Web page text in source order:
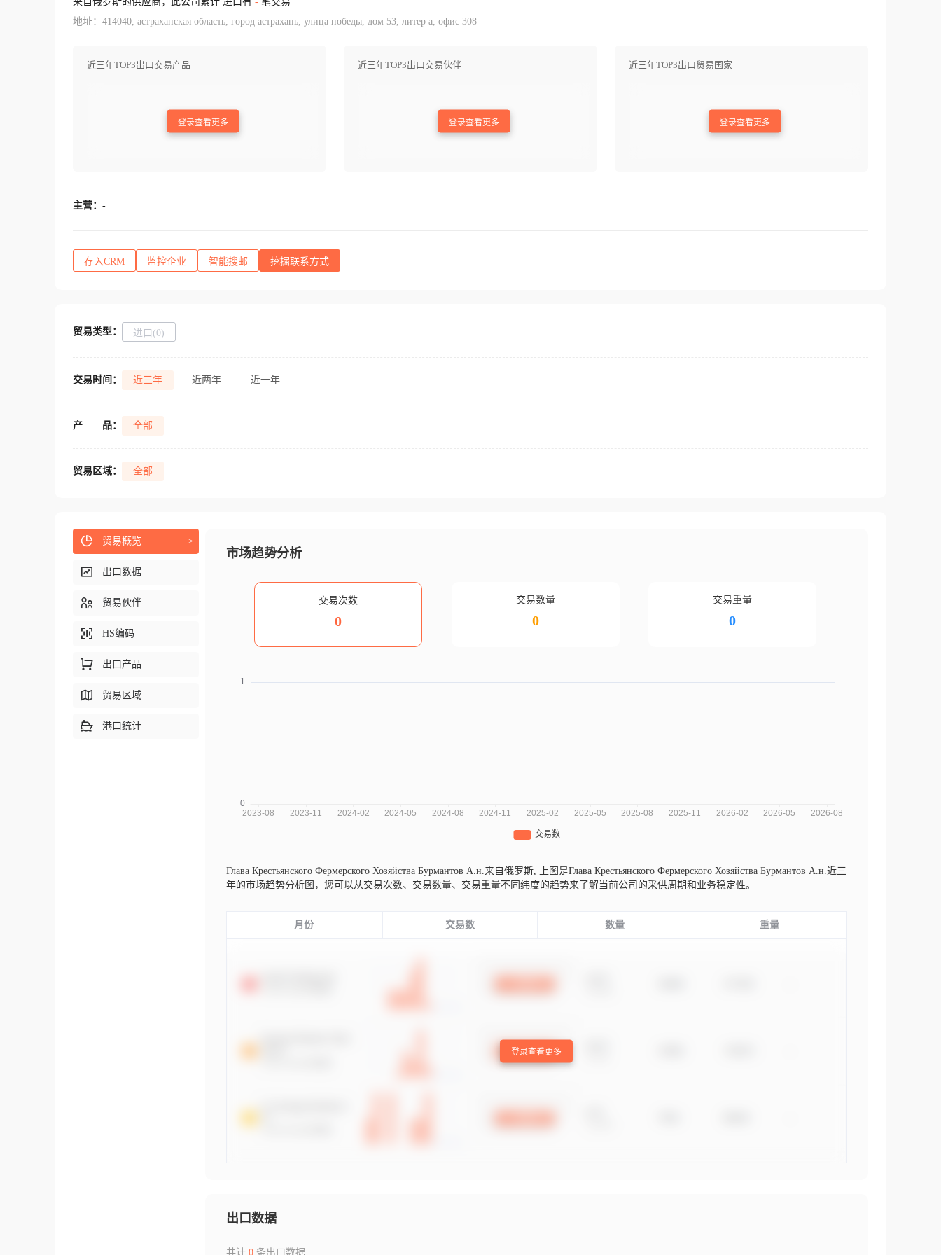
地址：414040, астраханская область, город астрахань, улица победы, дом 53, литер а, офис 308
近三年TOP3出口交易产品
登录查看更多
近三年TOP3出口交易伙伴
登录查看更多
近三年TOP3出口贸易国家
登录查看更多
主营： -
存入CRM 监控企业 智能搜邮 挖掘联系方式
贸易类型： 进口(0)
交易时间： 近三年 近两年 近一年
产 品： 全部
贸易区域： 全部
市场趋势分析
交易次数
0
交易数量
0
交易重量
0
Глава Крестьянского Фермерского Хозяйства Бурмантов А.н.来自俄罗斯,
上图是Глава Крестьянского Фермерского Хозяйства Бурмантов А.н.近三
年的市场趋势分析图，您可以从交易次数、交易数量、交易重量不同纬度的趋势来了解当前公司的采供周期和业务稳定性。
月份 交易数 数量 重量
登录查看更多
出口数据
共计 0条出口数据
贸易概览 >
出口数据
贸易伙伴
HS编码
出口产品
贸易区域
港口统计